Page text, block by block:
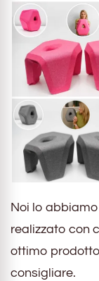
Noi lo
realizzato con
ottimo
consigliare.